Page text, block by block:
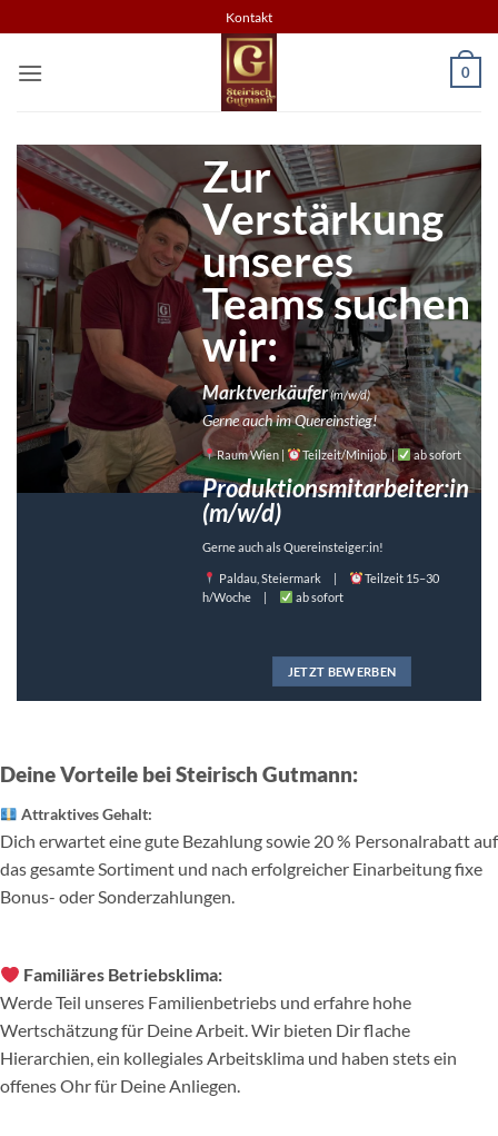
Inhalt
springen
Kontakt
0
Zur
Verstärkung
unseres
Teams suchen
wir:
Marktverkäufer(m/w/d)
Gerne auch im Quereinstieg!
Raum Wien | Teilzeit/Minijob | ab sofort
Produktionsmitarbeiter:in
(m/w/d)
Gerne auch als Quereinsteiger:in!
Paldau, Steiermark |
Teilzeit 15–30
h/Woche |
ab sofort
JETZT BEWERBEN
Deine Vorteile bei Steirisch Gutmann:
Attraktives Gehalt:
Dich erwartet eine gute Bezahlung sowie 20 % Personalrabatt auf
das gesamte Sortiment und nach erfolgreicher Einarbeitung fixe
Bonus- oder Sonderzahlungen.
Familiäres Betriebsklima:
Werde Teil unseres Familienbetriebs und erfahre hohe
Wertschätzung für Deine Arbeit. Wir bieten Dir flache
Hierarchien, ein kollegiales Arbeitsklima und haben stets ein
offenes Ohr für Deine Anliegen.